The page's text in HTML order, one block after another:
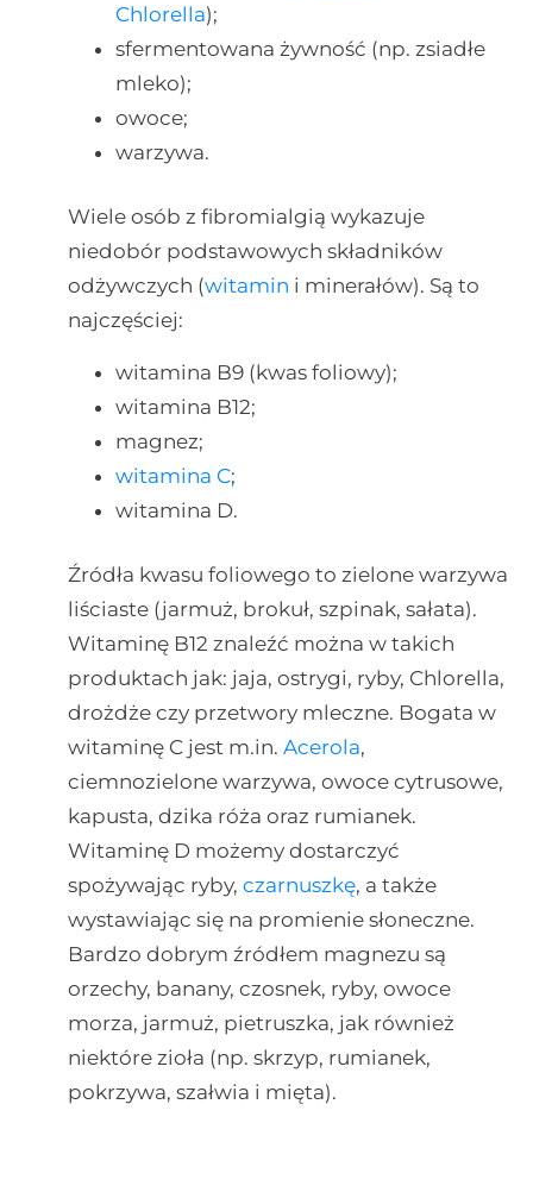
Chlorella);
sfermentowana żywność (np. zsiadłe
mleko);
owoce;
warzywa.
Wiele osób z fibromialgią wykazuje
niedobór podstawowych składników
odżywczych (witamin i minerałów). Są to
najczęściej:
witamina B9 (kwas foliowy);
witamina B12;
magnez;
witamina C;
witamina D.
Źródła kwasu foliowego to zielone warzywa
liściaste (jarmuż, brokuł, szpinak, sałata).
Witaminę B12 znaleźć można w takich
produktach jak: jaja, ostrygi, ryby, Chlorella,
drożdże czy przetwory mleczne. Bogata w
witaminę C jest m.in. Acerola,
ciemnozielone warzywa, owoce cytrusowe,
kapusta, dzika róża oraz rumianek.
Witaminę D możemy dostarczyć
spożywając ryby, czarnuszkę, a także
wystawiając się na promienie słoneczne.
Bardzo dobrym źródłem magnezu są
orzechy, banany, czosnek, ryby, owoce
morza, jarmuż, pietruszka, jak również
niektóre zioła (np. skrzyp, rumianek,
pokrzywa, szałwia i mięta).